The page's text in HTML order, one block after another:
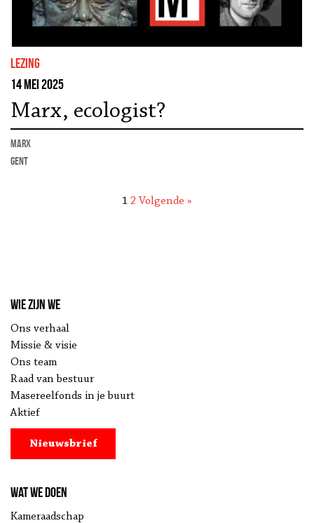
lezing
14 mei 2025
Marx, ecologist?
marx
Gent
1 2 Volgende »
Wie zijn we
Ons verhaal
Missie & visie
Ons team
Raad van bestuur
Masereelfonds in je buurt
Aktief
Nieuwsbrief
Wat we doen
Kameraadschap